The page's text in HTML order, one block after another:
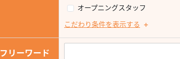
オープニングスタッフ
こだわり条件を表示する
フリーワード